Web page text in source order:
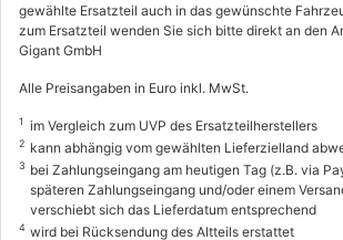
gewählte Ersatzteil auch in das gewünschte
zum Ersatzteil wenden Sie sich bitte direkt an den
Gigant GmbH
Alle Preisangaben in Euro inkl. MwSt.
1 im Vergleich zum UVP des Ersatzteilherstellers
2 kann abhängig vom gewählten Lieferzielland
3 bei Zahlungseingang am heutigen Tag (z.B. via
späteren Zahlungseingang und/oder einem
verschiebt sich das Lieferdatum entsprechend
4 wird bei Rücksendung des Altteils erstattet